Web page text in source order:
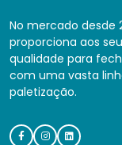
No mercado desde
proporciona aos
qualidade para
com uma vasta
paletização.